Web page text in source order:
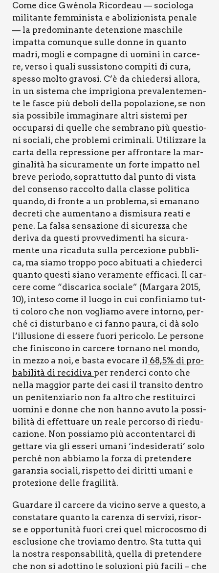
Come dice Gwé­no­la Ricor­deau — socio­lo­ga
mili­tan­te fem­mi­ni­sta e abo­li­zio­ni­sta pena­le
— la pre­do­mi­nan­te deten­zio­ne maschi­le
impat­ta comun­que sul­le don­ne in quan­to
madri, mogli e com­pa­gne di uomi­ni in car­ce­
re, ver­so i qua­li sus­si­sto­no com­pi­ti di cura,
spes­so mol­to gra­vo­si. C’è da chie­der­si allo­ra,
in un siste­ma che impri­gio­na pre­va­len­te­men­
te le fasce più debo­li del­la popo­la­zio­ne, se non
sia pos­si­bi­le imma­gi­na­re altri siste­mi per
occu­par­si di quel­le che sem­bra­no più que­stio­
ni socia­li, che pro­ble­mi cri­mi­na­li. Uti­liz­za­re la
car­ta del­la repres­sio­ne per affron­ta­re la mar­
gi­na­li­tà ha sicu­ra­men­te un for­te impat­to nel
bre­ve perio­do, soprat­tut­to dal pun­to di vista
del con­sen­so rac­col­to dal­la clas­se poli­ti­ca
quan­do, di fron­te a un pro­ble­ma, si ema­na­no
decre­ti che aumen­ta­no a dismi­su­ra rea­ti e
pene. La fal­sa sen­sa­zio­ne di sicu­rez­za che
deri­va da que­sti prov­ve­di­men­ti ha sicu­ra­
men­te una rica­du­ta sul­la per­ce­zio­ne pub­bli­
ca, ma sia­mo trop­po poco abi­tua­ti a chie­der­ci
quan­to que­sti sia­no vera­men­te effi­ca­ci. Il car­
ce­re come “disca­ri­ca socia­le” (Mar­ga­ra 2015,
10), inte­so come il luo­go in cui con­fi­nia­mo tut­
ti colo­ro che non voglia­mo ave­re intor­no, per­
ché ci distur­ba­no e ci fan­no pau­ra, ci dà solo
l’illusione di esse­re fuo­ri peri­co­lo. Le per­so­ne
che fini­sco­no in car­ce­re tor­na­no nel mon­do,
in mez­zo a noi, e basta evo­ca­re il 68,5% di pro­
ba­bi­li­tà di reci­di­va per ren­der­ci con­to che
nel­la mag­gior par­te dei casi il tran­si­to den­tro
un peni­ten­zia­rio non fa altro che resti­tuir­ci
uomi­ni e don­ne che non han­no avu­to la pos­si­
bi­li­tà di effet­tua­re un rea­le per­cor­so di rie­du­
ca­zio­ne. Non pos­sia­mo più accon­ten­tar­ci di
get­ta­re via gli esse­ri uma­ni ‘inde­si­de­ra­ti’ solo
per­ché non abbia­mo la for­za di pre­ten­de­re
garan­zia socia­li, rispet­to dei dirit­ti uma­ni e
pro­te­zio­ne del­le fra­gi­li­tà.
Guar­da­re il car­ce­re da vici­no ser­ve a que­sto, a
con­sta­ta­re quan­to la caren­za di ser­vi­zi, risor­
se e oppor­tu­ni­tà fuo­ri crei quel micro­co­smo di
esclu­sio­ne che tro­via­mo den­tro. Sta tut­ta qui
la nostra respon­sa­bi­li­tà, quel­la di pre­ten­de­re
che non si adot­ti­no le solu­zio­ni più faci­li – che